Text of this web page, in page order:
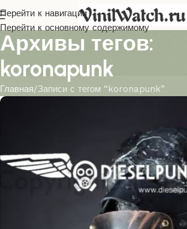
Перейти к навигации
Перейти к основному содержимому
Архивы тегов:
koronapunk
Главная Записи с тегом “koronapunk”